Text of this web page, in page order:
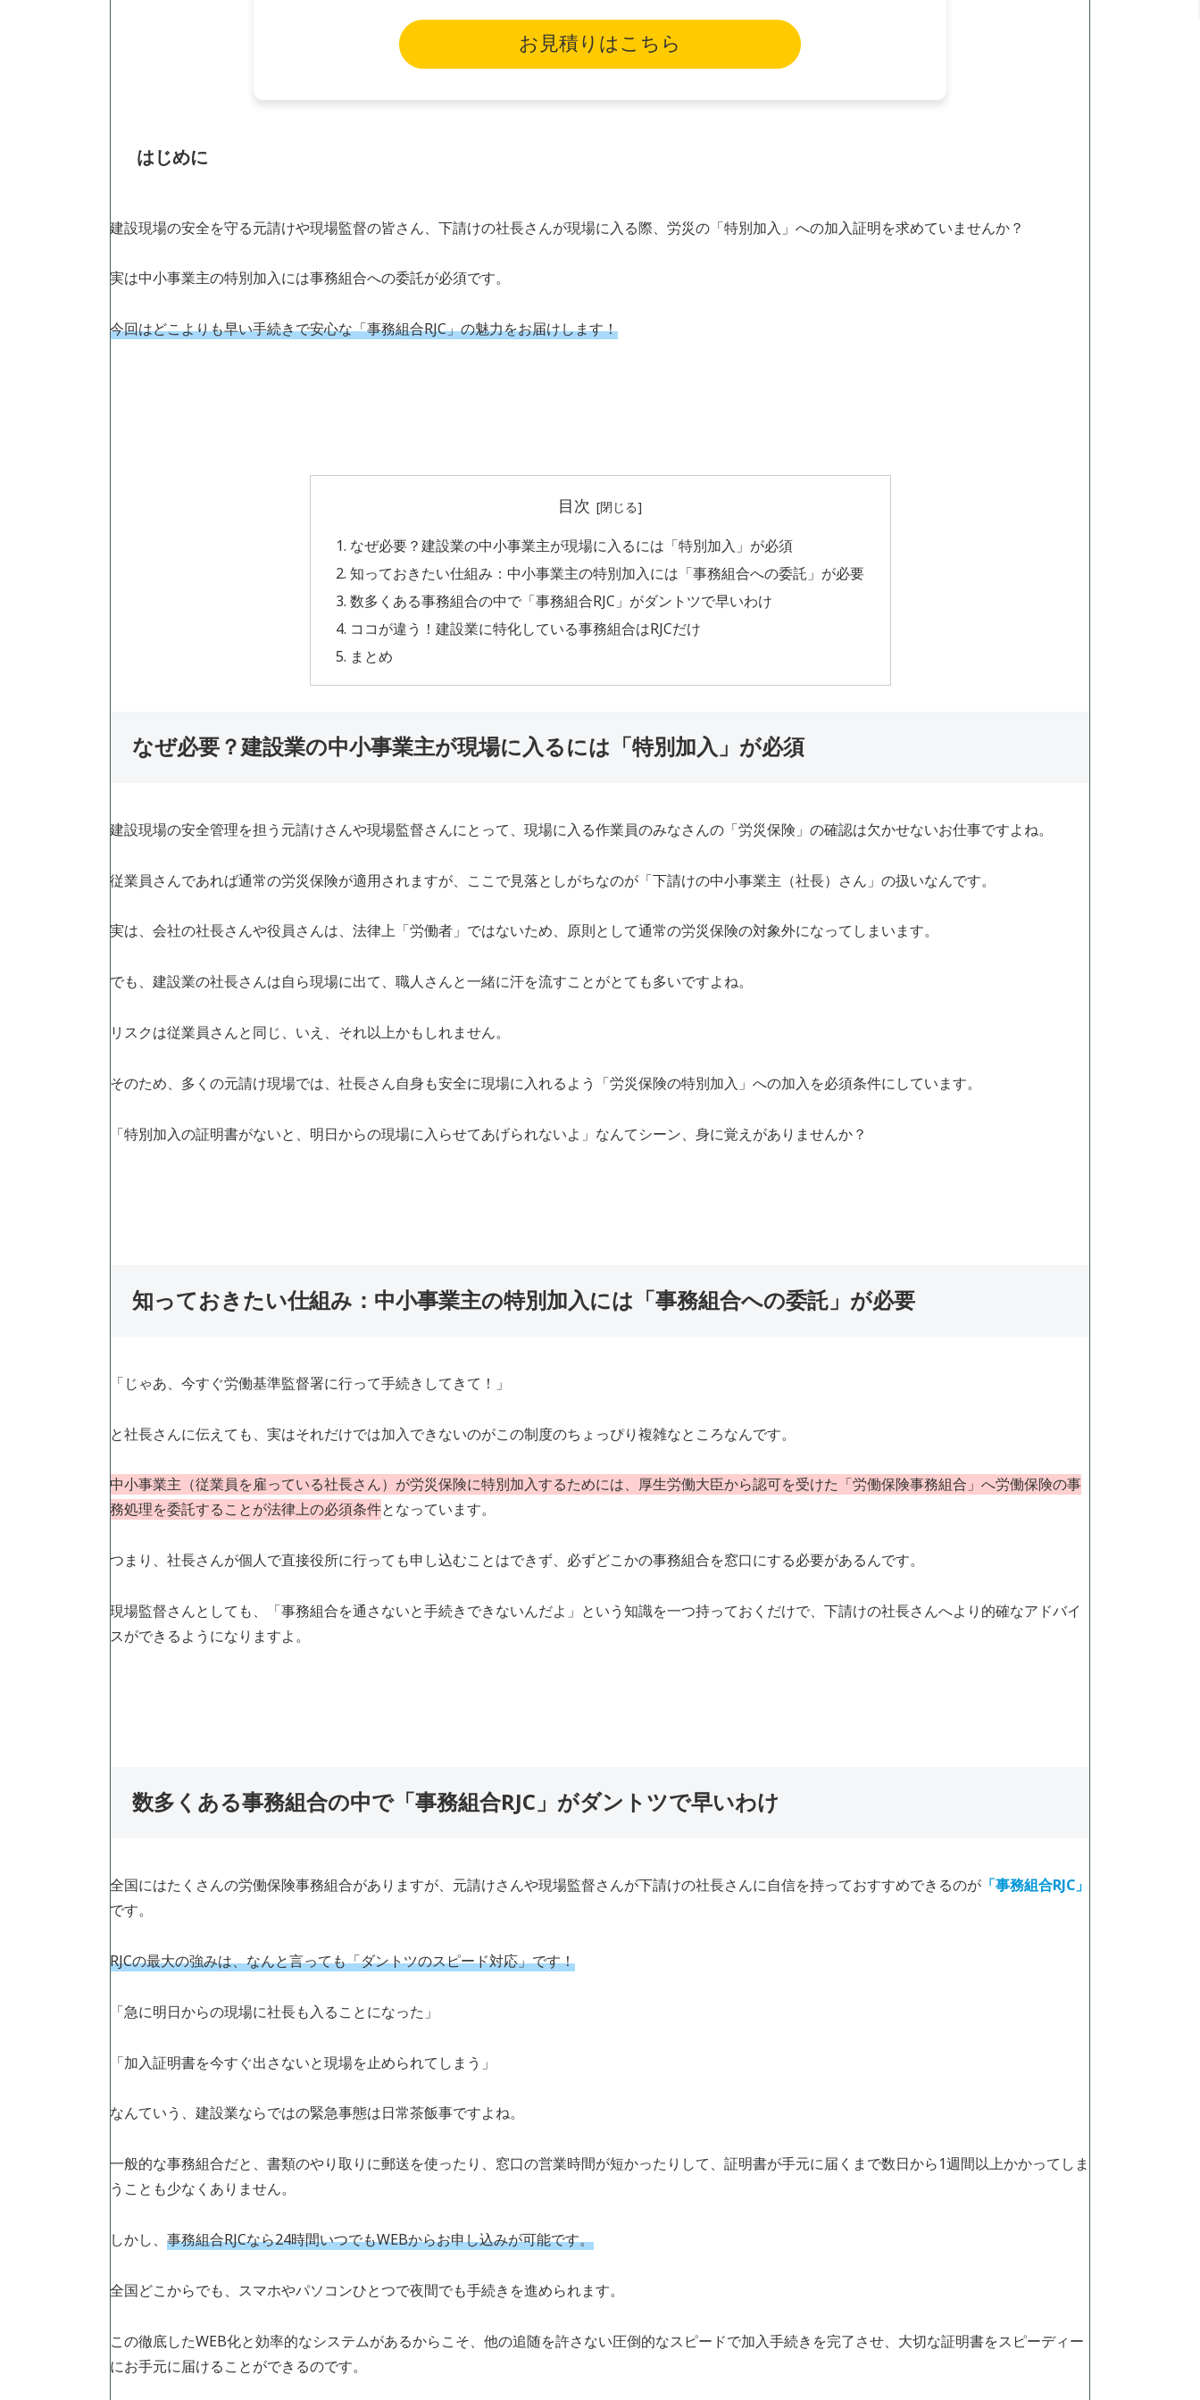
お見積りはこちら
はじめに
建設現場の安全を守る元請けや現場監督の皆さん、下請けの社長さんが現場に入る際、労災の「特別加入」への加入証明を求めていませんか？
実は中小事業主の特別加入には事務組合への委託が必須です。
今回はどこよりも早い手続きで安心な「事務組合RJC」の魅力をお届けします！
目次
なぜ必要？建設業の中小事業主が現場に入るには「特別加入」が必須
知っておきたい仕組み：中小事業主の特別加入には「事務組合への委託」が必要
数多くある事務組合の中で「事務組合RJC」がダントツで早いわけ
ココが違う！建設業に特化している事務組合はRJCだけ
まとめ
なぜ必要？建設業の中小事業主が現場に入るには「特別加入」が必須
建設現場の安全管理を担う元請けさんや現場監督さんにとって、現場に入る作業員のみなさんの「労災保険」の確認は欠かせないお仕事ですよね。
従業員さんであれば通常の労災保険が適用されますが、ここで見落としがちなのが「下請けの中小事業主（社長）さん」の扱いなんです。
実は、会社の社長さんや役員さんは、法律上「労働者」ではないため、原則として通常の労災保険の対象外になってしまいます。
でも、建設業の社長さんは自ら現場に出て、職人さんと一緒に汗を流すことがとても多いですよね。
リスクは従業員さんと同じ、いえ、それ以上かもしれません。
そのため、多くの元請け現場では、社長さん自身も安全に現場に入れるよう「労災保険の特別加入」への加入を必須条件にしています。
「特別加入の証明書がないと、明日からの現場に入らせてあげられないよ」なんてシーン、身に覚えがありませんか？
知っておきたい仕組み：中小事業主の特別加入には「事務組合への委託」が必要
「じゃあ、今すぐ労働基準監督署に行って手続きしてきて！」
と社長さんに伝えても、実はそれだけでは加入できないのがこの制度のちょっぴり複雑なところなんです。
中小事業主（従業員を雇っている社長さん）が労災保険に特別加入するためには、厚生労働大臣から認可を受けた「労働保険事務組合」へ労働保険の事
務処理を委託することが法律上の必須条件となっています。
つまり、社長さんが個人で直接役所に行っても申し込むことはできず、必ずどこかの事務組合を窓口にする必要があるんです。
現場監督さんとしても、「事務組合を通さないと手続きできないんだよ」という知識を一つ持っておくだけで、下請けの社長さんへより的確なアドバイ
スができるようになりますよ。
数多くある事務組合の中で「事務組合RJC」がダントツで早いわけ
全国にはたくさんの労働保険事務組合がありますが、元請けさんや現場監督さんが下請けの社長さんに自信を持っておすすめできるのが 「事務組合RJC」
です。
RJCの最大の強みは、なんと言っても「ダントツのスピード対応」です！
「急に明日からの現場に社長も入ることになった」
「加入証明書を今すぐ出さないと現場を止められてしまう」
なんていう、建設業ならではの緊急事態は日常茶飯事ですよね。
一般的な事務組合だと、書類のやり取りに郵送を使ったり、窓口の営業時間が短かったりして、証明書が手元に届くまで数日から1週間以上かかってしま
うことも少なくありません。
しかし、 事務組合RJCなら24時間いつでもWEBからお申し込みが可能です。
全国どこからでも、スマホやパソコンひとつで夜間でも手続きを進められます。
この徹底したWEB化と効率的なシステムがあるからこそ、他の追随を許さない圧倒的なスピードで加入手続きを完了させ、大切な証明書をスピーディー
にお手元に届けることができるのです。